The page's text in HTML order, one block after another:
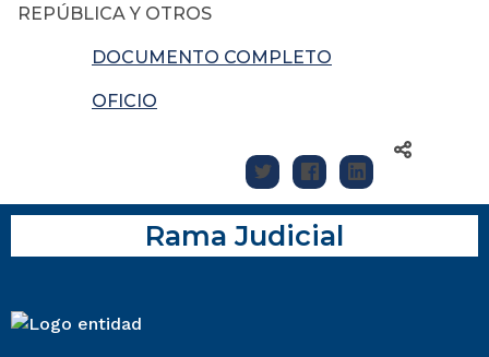
REPÚBLICA Y OTROS
DOCUMENTO COMPLETO
OFICIO
Rama Judicial